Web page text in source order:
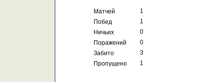
Матчей
 1
Побед
 1
Ничьих
 0
Поражений
 0
Забито
 3
Пропущено
 1